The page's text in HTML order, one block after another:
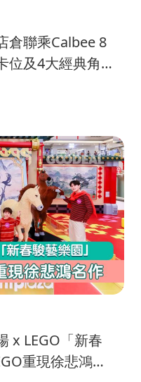
聯乘Calbee 8
位及4大經典角
x LEGO「新春
重現徐悲鴻名